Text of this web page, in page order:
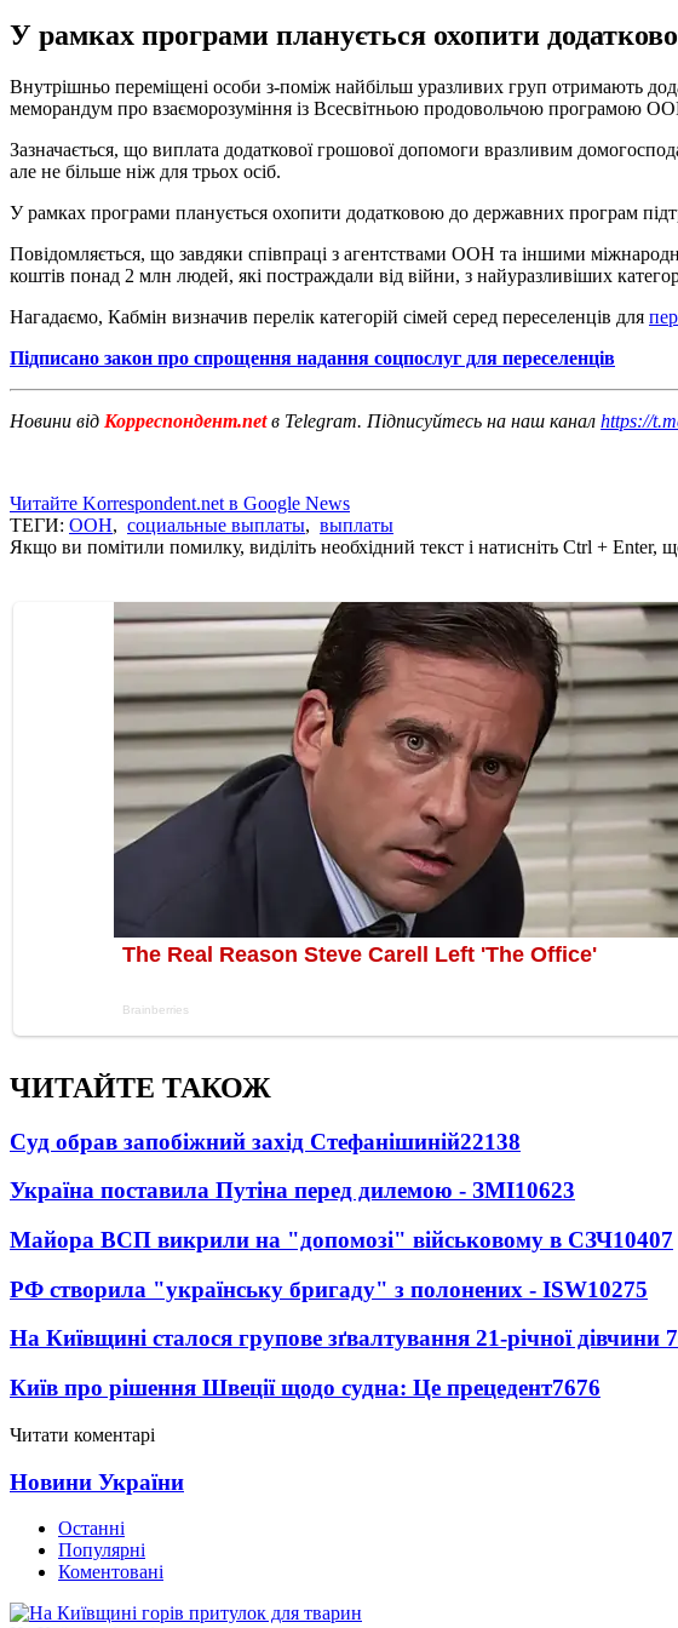
У рамках програми планується охопити
Внутрішньо переміщені особи з-поміж найбільш уразливих груп отримають
меморандум про взаєморозуміння із Всесвітньою продовольчою програмою
Зазначається, що виплата додаткової грошової допомоги вразливим
але не більше ніж для трьох осіб.
У рамках програми планується охопити додатковою до державних програм
Повідомляється, що завдяки співпраці з агентствами ООН та іншими
коштів понад 2 млн людей, які постраждали від війни, з найуразливіших
Нагадаємо, Кабмін визначив перелік категорій сімей серед переселенців для
Підписано закон про спрощення надання соцпослуг для переселенців
Новини від Корреспондент.netв Telegram. Підписуйтесь на наш канал https://
Читайте Korrespondent.net в Google News
ТЕГИ: ООН, социальные выплаты, выплаты
Якщо ви помітили помилку, виділіть необхідний текст і натисніть Ctrl + Enter,
ЧИТАЙТЕ ТАКОЖ
Суд обрав запобіжний захід Стефанішиній22138
Україна поставила Путіна перед дилемою - ЗМІ10623
Майора ВСП викрили на "допомозі" військовому в СЗЧ10407
РФ створила "українську бригаду" з полонених - ISW10275
На Київщині сталося групове зґвалтування 21-річної дівчини
Київ про рішення Швеції щодо судна: Це прецедент7676
Читати коментарі
Новини України
Останні
Популярні
Коментовані